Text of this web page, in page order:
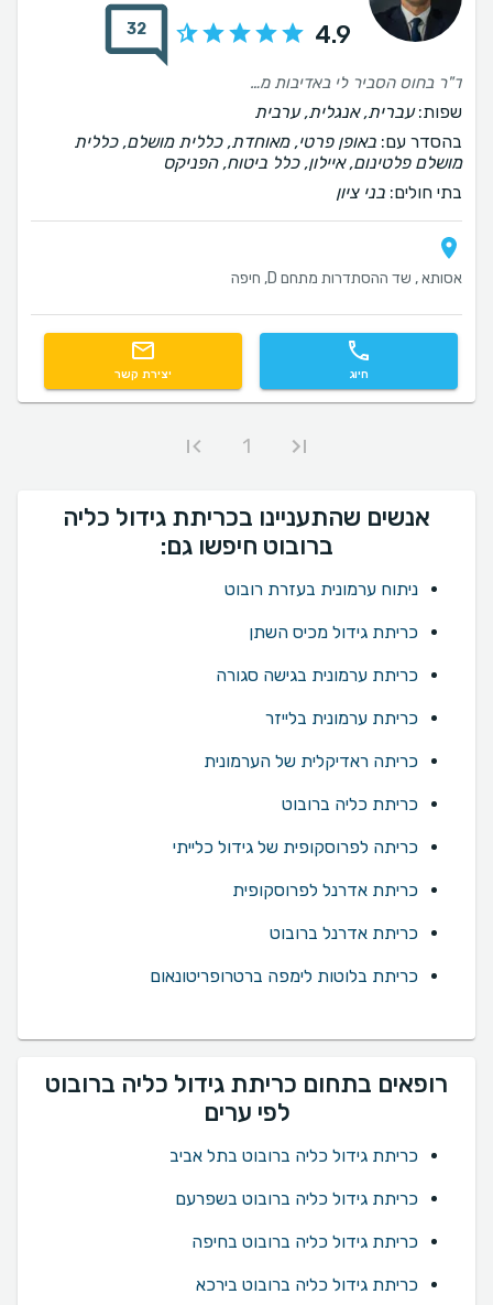
4.9
32
ד"ר בחוס הסביר לי באדיבות מה יהיה בניתוח שאני אצטרך
שפות:עברית, אנגלית, ערבית
בהסדר עם: באופן פרטי, מאוחדת, כללית מושלם, כללית
מושלם פלטינום, איילון, כלל ביטוח, הפניקס
בתי חולים: בני ציון
אסותא , שד ההסתדרות מתחם D, חיפה
חיוג יצירת קשר
1
אנשים שהתעניינו בכריתת גידול כליה
ברובוט חיפשו גם:
ניתוח ערמונית בעזרת רובוט
כריתת גידול מכיס השתן
כריתת ערמונית בגישה סגורה
כריתת ערמונית בלייזר
כריתה ראדיקלית של הערמונית
כריתת כליה ברובוט
כריתה לפרוסקופית של גידול כלייתי
כריתת אדרנל לפרוסקופית
כריתת אדרנל ברובוט
כריתת בלוטות לימפה ברטרופריטונאום
רופאים בתחום כריתת גידול כליה ברובוט
לפי ערים
כריתת גידול כליה ברובוט בתל אביב
כריתת גידול כליה ברובוט בשפרעם
כריתת גידול כליה ברובוט בחיפה
כריתת גידול כליה ברובוט בירכא